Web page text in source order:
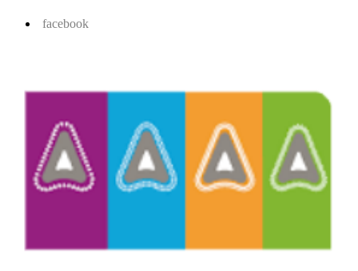
facebook